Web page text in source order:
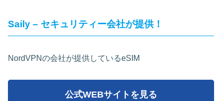
Saily – セキュリティー会社が提供！
NordVPNの会社が提供しているeSIM
公式WEBサイトを見る